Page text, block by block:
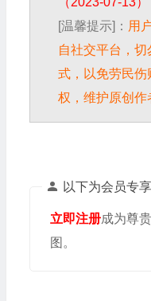
[温馨提示]： 用
自社交平台，
式，以免劳民
权，维护原创作
以下为会员专
立即注册成为尊
图。